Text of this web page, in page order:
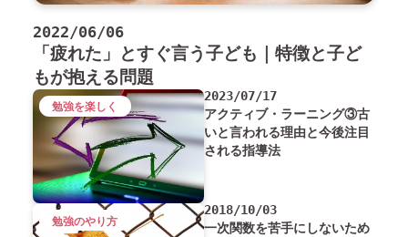
2022/06/06
「疲れた」とすぐ言う子ども｜特徴と子ど
もが抱える問題
2023/07/17
アクティブ・ラーニング③古
いと言われる理由と今後注目
される指導法
勉強を楽しく
2018/10/03
一次関数を苦手にしないため
勉強のやり方